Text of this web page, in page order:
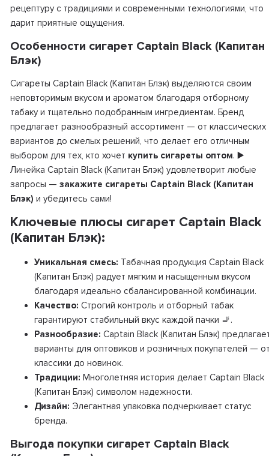
рецептуру с традициями и современными технологиями, что
дарит приятные ощущения.
Особенности сигарет Captain Black (Капитан
Блэк)
Сигареты Captain Black (Капитан Блэк) выделяются своим
неповторимым вкусом и ароматом благодаря отборному
табаку и тщательно подобранным ингредиентам. Бренд
предлагает разнообразный ассортимент — от классических
вариантов до смелых решений, что делает его отличным
выбором для тех, кто хочет купить сигареты оптом. ▶️
Линейка Captain Black (Капитан Блэк) удовлетворит любые
запросы — закажите сигареты Captain Black (Капитан
Блэк) и убедитесь сами!
Ключевые плюсы сигарет Captain Black
(Капитан Блэк):
Уникальная смесь: Табачная продукция Captain Black
(Капитан Блэк) радует мягким и насыщенным вкусом
благодаря идеально сбалансированной комбинации.
Качество: Строгий контроль и отборный табак
гарантируют стабильный вкус каждой пачки 🚬.
Разнообразие: Captain Black (Капитан Блэк)
варианты для оптовиков и розничных покупателей —
классики до новинок.
Традиции: Многолетняя история делает Captain Black
(Капитан Блэк) символом надежности.
Дизайн: Элегантная упаковка подчеркивает статус
бренда.
Выгода покупки сигарет Captain Black